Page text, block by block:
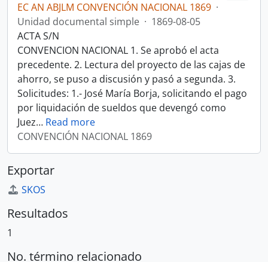
EC AN ABJLM CONVENCIÓN NACIONAL 1869 ·
Unidad documental simple · 1869-08-05
ACTA S/N
CONVENCION NACIONAL 1. Se aprobó el acta
precedente. 2. Lectura del proyecto de las cajas de
ahorro, se puso a discusión y pasó a segunda. 3.
Solicitudes: 1.- José María Borja, solicitando el pago
por liquidación de sueldos que devengó como
Juez… Read more
CONVENCIÓN NACIONAL 1869
Exportar
SKOS
Resultados
1
No. término relacionado